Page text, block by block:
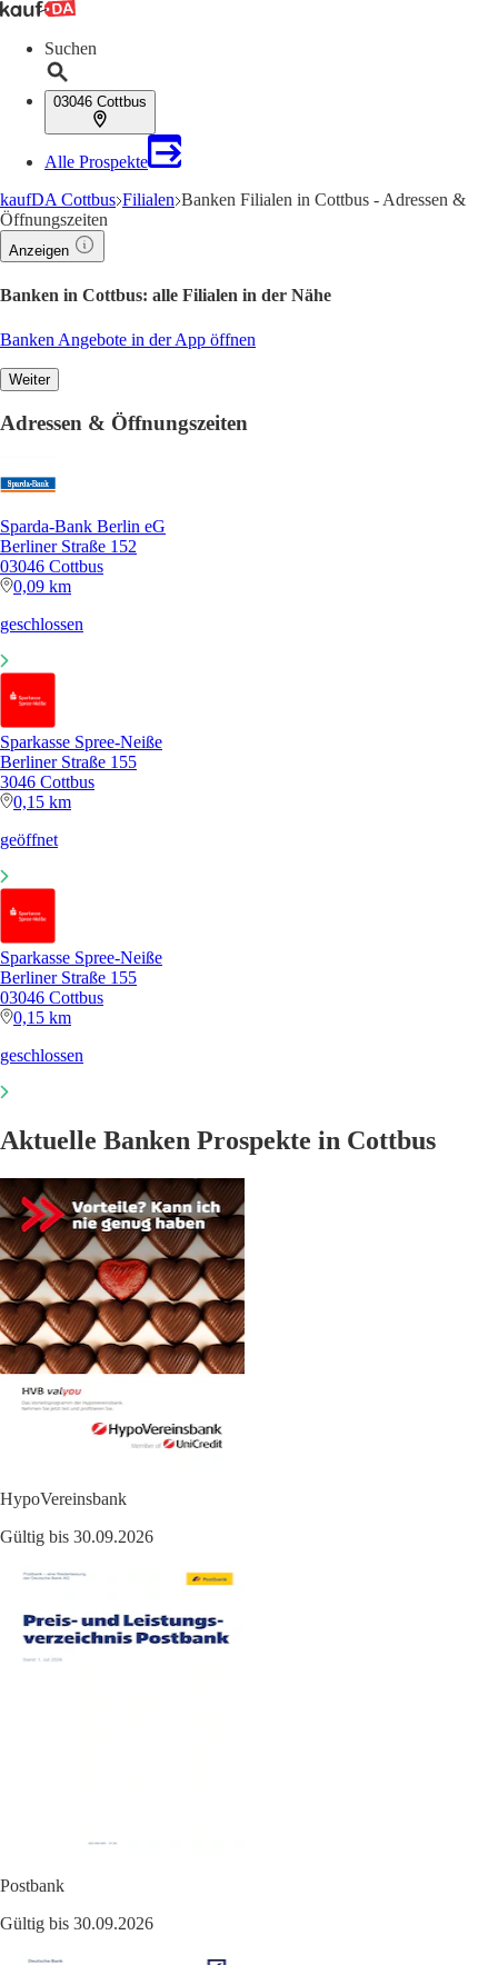
Suchen
03046 Cottbus
Alle Prospekte
kaufDA Cottbus Filialen Banken Filialen in Cottbus - Adressen &
Öffnungszeiten
Anzeigen
Banken in Cottbus: alle Filialen in der Nähe
Banken Angebote in der App öffnen
Weiter
Adressen & Öffnungszeiten
Sparda-Bank Berlin eG
Berliner Straße 152
03046 Cottbus
0,09 km
geschlossen
Sparkasse Spree-Neiße
Berliner Straße 155
3046 Cottbus
0,15 km
geöffnet
Sparkasse Spree-Neiße
Berliner Straße 155
03046 Cottbus
0,15 km
geschlossen
Aktuelle Banken Prospekte in Cottbus
HypoVereinsbank
Gültig bis 30.09.2026
Postbank
Gültig bis 30.09.2026